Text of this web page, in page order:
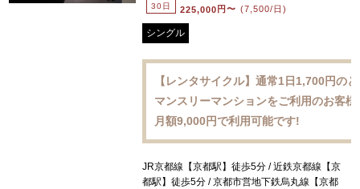
30日 225,000 円〜 (7,500/日)
シングル
【レンタサイクル】通常1日1,700円の
マンスリーマンションをご利用のお客様
月額9,000円で利用可能です!
JR京都線【京都駅】徒歩5分 / 近鉄京都線【京
都駅】徒歩5分 / 京都市営地下鉄烏丸線【京都